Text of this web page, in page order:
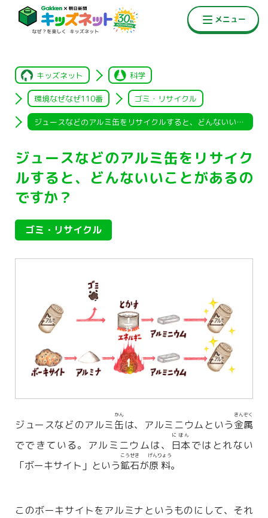
キッズネット 科学
環境なぜなぜ110番 ゴミ・リサイクル
ジュースなどのアルミ缶をリサイクルすると、どんないいことが
ジュースなどのアルミ缶をリサイク
ルすると、どんないいことがあるの
ですか？
ゴミ・リサイクル
ジュースなどのアルミ缶
かん
は、アルミニウムという金属
きんぞく
でできている。アルミニウムは、 日本
にほん
ではとれない
「ボーキサイト」という鉱石
こうせき
が原料
げんりょう
。
このボーキサイトをアルミナというものにして、それ